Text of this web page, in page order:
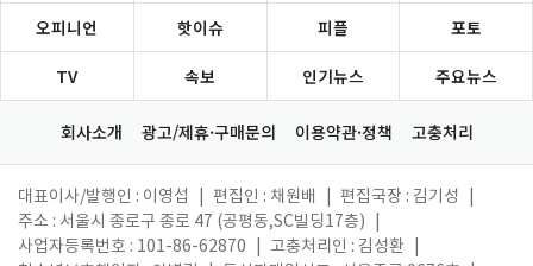
오피니언 핫이슈 피플 포토
TV 속보 인기뉴스 주요뉴스
회사소개 광고/제휴·구매문의 이용약관·정책 고충처리
대표이사/발행인 : 이영섭 편집인 : 채원배 편집국장 : 김기성
주소 : 서울시 종로구 종로 47 (공평동,SC빌딩17층)
사업자등록번호 : 101-86-62870
고충처리인 : 김성환